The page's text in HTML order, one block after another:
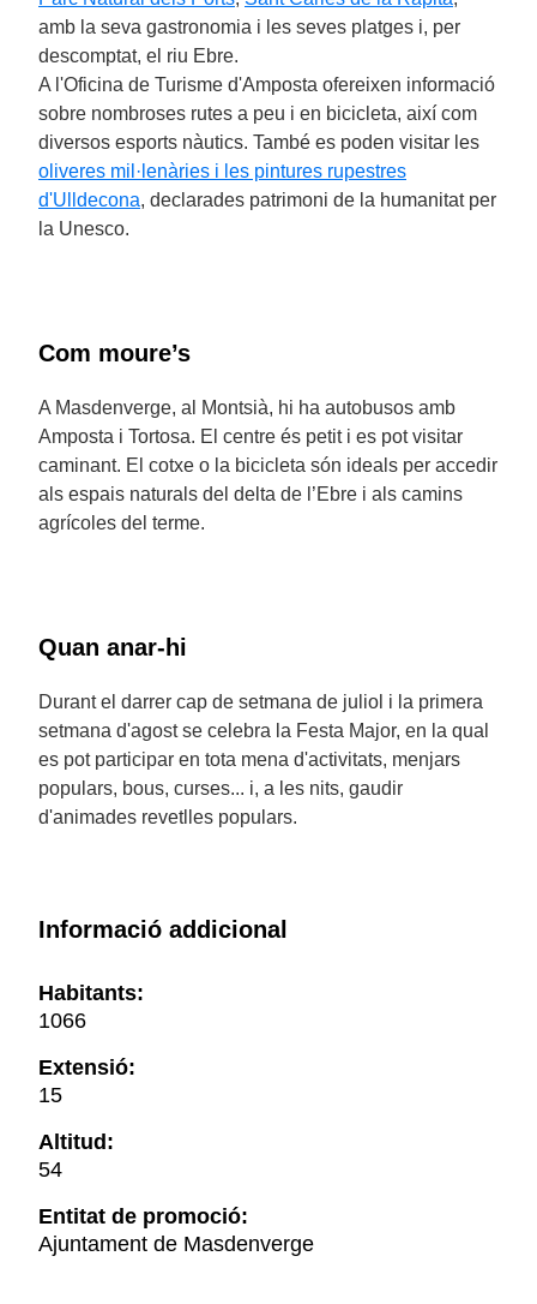
amb la seva gastronomia i les seves platges i, per
descomptat, el riu Ebre.
A l'Oficina de Turisme d'Amposta ofereixen informació
sobre nombroses rutes a peu i en bicicleta, així com
diversos esports nàutics. També es poden visitar les
oliveres mil·lenàries i les pintures rupestres
d'Ulldecona, declarades patrimoni de la humanitat per
la Unesco.
Com moure’s
A Masdenverge, al Montsià, hi ha autobusos amb
Amposta i Tortosa. El centre és petit i es pot visitar
caminant. El cotxe o la bicicleta són ideals per accedir
als espais naturals del delta de l’Ebre i als camins
agrícoles del terme.
Quan anar-hi
Durant el darrer cap de setmana de juliol i la primera
setmana d'agost se celebra la Festa Major, en la qual
es pot participar en tota mena d'activitats, menjars
populars, bous, curses... i, a les nits, gaudir
d'animades revetlles populars.
Informació addicional
Habitants:
1066
Extensió:
15
Altitud:
54
Entitat de promoció:
Ajuntament de Masdenverge